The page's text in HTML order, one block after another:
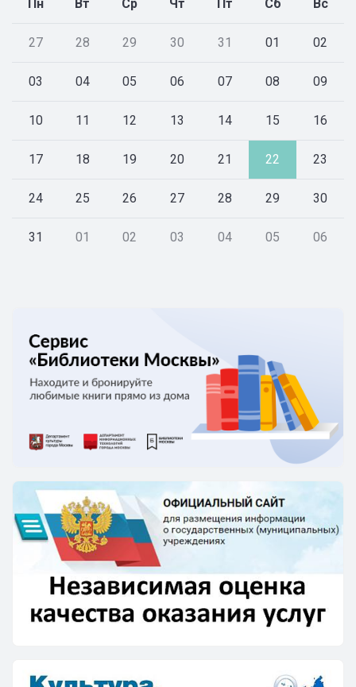
Пн Вт Ср Чт Пт Сб Вс
27 28 29 30 31 01 02
03 04 05 06 07 08 09
10 11 12 13 14 15 16
17 18 19 20 21 22 23
24 25 26 27 28 29 30
31 01 02 03 04 05 06